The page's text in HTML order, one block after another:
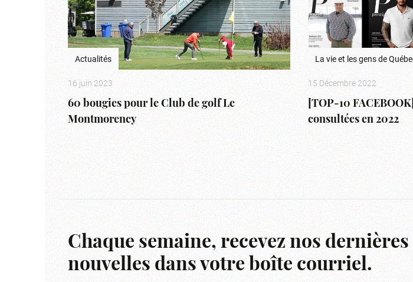
Actualités
16 juin 2023
60 bougies pour le Club de golf Le
Montmorency
La vie et les gens de
15 Décembre 2022
[TOP-10
consultées en 2022
Chaque semaine, recevez nos dernières
nouvelles dans votre boîte courriel.